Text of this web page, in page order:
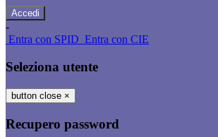
-
Entra con SPID Entra con CIE
Seleziona utente
button close ×
Recupero password